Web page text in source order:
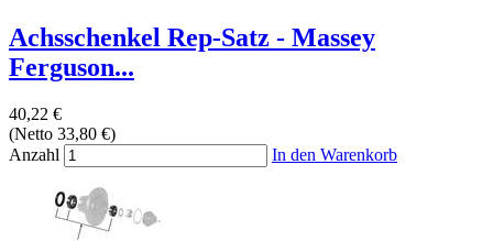
Achsschenkel Rep-Satz - Massey
Ferguson...
40,22 €
(Netto 33,80 €)
Anzahl
In den Warenkorb